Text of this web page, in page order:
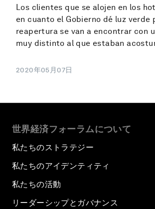
Los clientes que se alojen en los
en cuanto el Gobierno dé luz verde
reapertura se van a encontrar con
muy distinto al que estaban
2020年05月07日
世界経済フォーラムについて
私たちのストラテジー
私たちのアイデンティティ
私たちの活動
リーダーシップとガバナンス